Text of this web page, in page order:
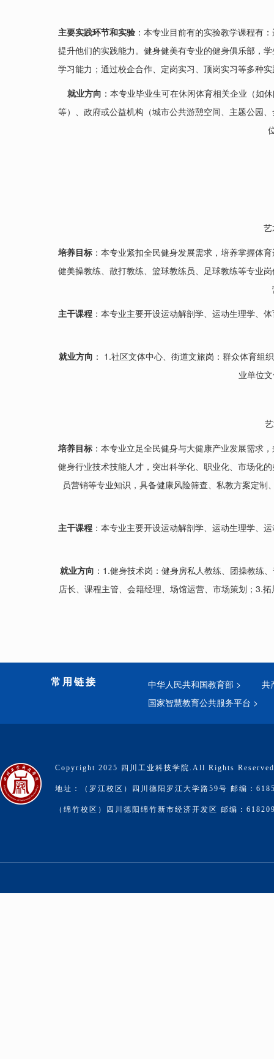
主要实践环节和实验 ：本专业目前有的实验教学课程有
提升他们的实践能力。健身健美有专业的健身俱乐部，
学习能力；通过校企合作、定岗实习、顶岗实习等多种
就业方向 ：本专业毕业生可在休闲体育相关企业（如
等）、政府或公益机构（城市公共游憩空间、主题公园
培养目标 ：本专业紧扣全民健身发展需求，培养掌握体
健美操教练、散打教练、篮球教练员、足球教练等专业
主干课程 ：本专业主要开设运动解剖学、运动生理学、
就业方向 ： 1.社区文体中心、街道文旅岗：群众体育
业单位
培养目标 ：本专业立足全民健身与大健康产业发展需求
健身行业技术技能人才，突出科学化、职业化、市场化
员营销等专业知识，具备健康风险筛查、私教方案定
主干课程 ：本专业主要开设运动解剖学、运动生理学、
就业方向 ：1.健身技术岗：健身房私人教练、团操教练
店长、课程主管、会籍经理、场馆运营、市场策划；3.
常用链接 中华人民共和国教育部 >
共
国家智慧教育公共服务平台 >
Copyright 2025 四川工业科技学院.All Rights
地址：（罗江校区）四川德阳罗江大学路59号 邮编：
（绵竹校区）四川德阳绵竹新市经济开发区 邮编：